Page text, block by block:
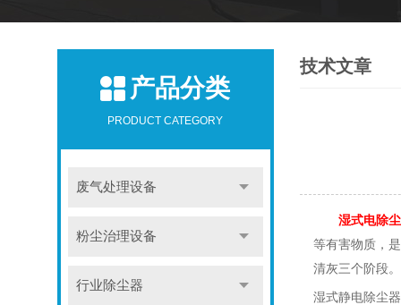
产品分类
PRODUCT CATEGORY
废气处理设备
粉尘治理设备
行业除尘器
技术文章
湿式电除
等有害物质，
清灰三个阶段。
湿式静电除尘